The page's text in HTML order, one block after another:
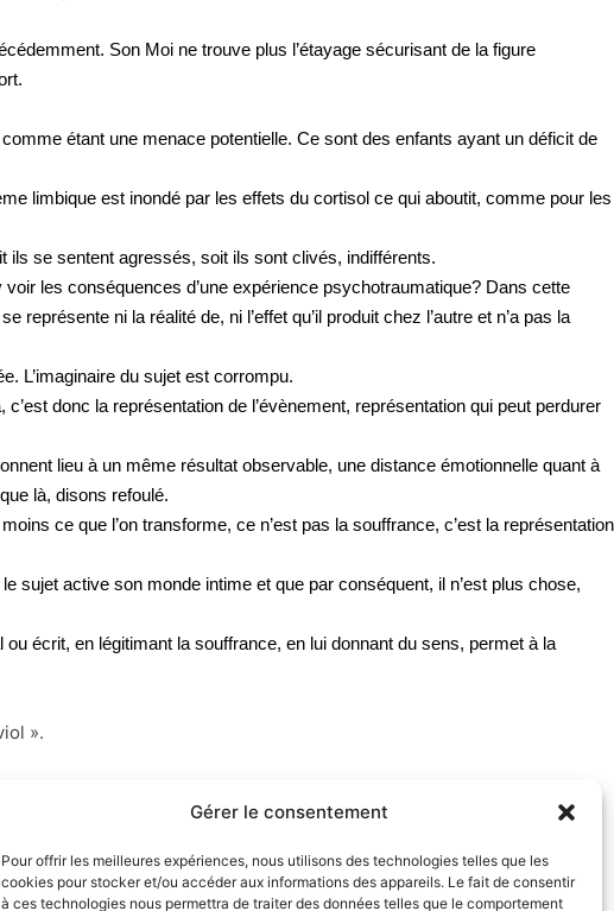
Gérer le consentement
Pour offrir les meilleures expériences, nous utilisons des technologies telles que les
cookies pour stocker et/ou accéder aux informations des appareils. Le fait de consentir
à ces technologies nous permettra de traiter des données telles que le comportement
Son Moi ne trouve plus l’étayage sécurisant de la figure
étant une menace potentielle. Ce sont des enfants ayant un déficit de
limbique est inondé par les effets du cortisol ce qui aboutit, comme pour les
ils se sentent agressés, soit ils sont clivés, indifférents.
les conséquences d’une expérience psychotraumatique? Dans cette
ni la réalité de, ni l’effet qu’il produit chez l’autre et n’a pas la
L’imaginaire du sujet est corrompu.
c’est donc la représentation de l’évènement, représentation qui peut perdurer
lieu à un même résultat observable, une distance émotionnelle quant à
là, disons refoulé.
ce que l’on transforme, ce n’est pas la souffrance, c’est la représentation
sujet active son monde intime et que par conséquent, il n’est plus chose,
écrit, en légitimant la souffrance, en lui donnant du sens, permet à la
».
lien affectif.